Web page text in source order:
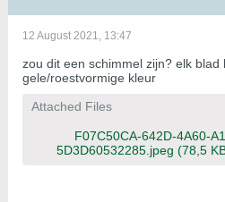
12 August 2021, 13:47
zou dit een schimmel zijn? elk blad
gele/roestvormige kleur
Attached Files
F07C50CA-642D-4A60-
5D3D60532285.jpeg (78,5